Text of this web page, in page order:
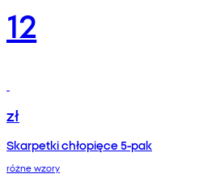
12
zł
Skarpetki chłopięce 5-pak
różne wzory